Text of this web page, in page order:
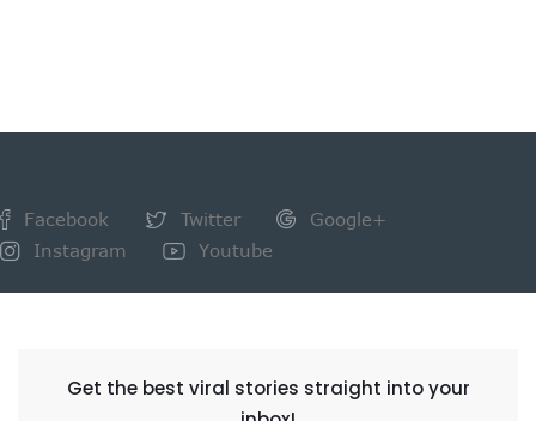
Facebook Twitter
Google+
Instagram
Youtube
Get the best viral stories straight into your